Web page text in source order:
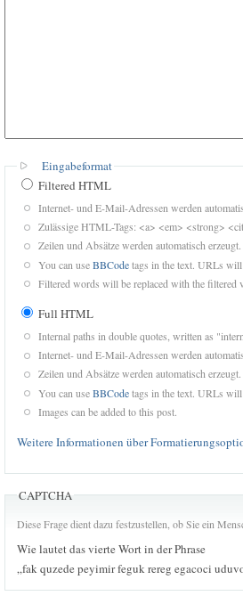
Eingabeformat
Filtered HTML
Internet- und E-Mail-Adressen werden
Zulässige HTML-Tags: <a> <em> <strong>
Zeilen und Absätze werden automatisch erzeugt.
You can useBBCodetags in the text. URLs will
Filtered words will be replaced with the filtered
Full HTML
Internal paths in double quotes, written as
Internet- und E-Mail-Adressen werden
Zeilen und Absätze werden automatisch erzeugt.
You can useBBCodetags in the text. URLs will
Images can be added to this post.
Weitere Informationen über
CAPTCHA
Diese Frage dient dazu festzustellen, ob Sie ein
Wie lautet das vierte Wort in der Phrase
„fak quzede peyimir feguk rereg egacoci